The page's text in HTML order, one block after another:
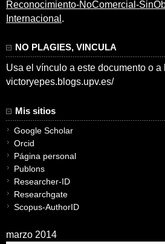
Reconocimiento-NoComercial-
Internacional .
NO PLAGIES, VINCULA
Usa el vínculo a este documento o
victoryepes.blogs.upv.es/
Mis sitios
Google Scholar
Orcid
Página personal
Publons
Researcher-ID
Researchgate
Scopus-AuthorID
marzo 2014